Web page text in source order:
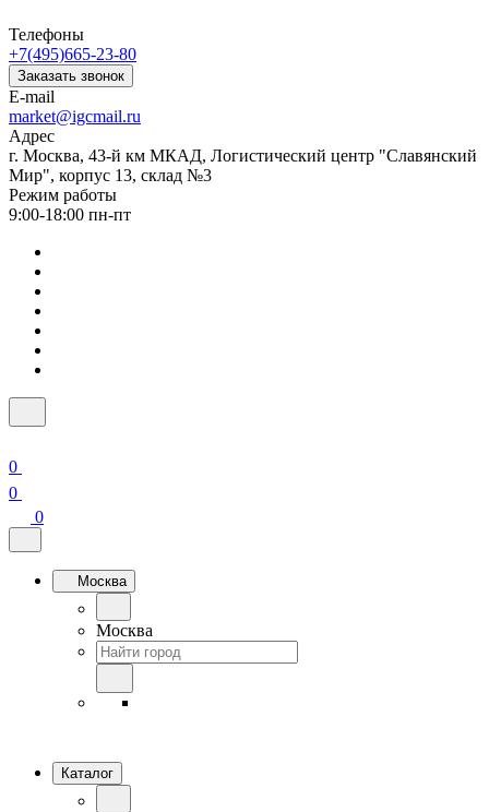
Телефоны
+7(495)665-23-80
Заказать звонок
E-mail
market@igcmail.ru
Адрес
г. Москва, 43-й км МКАД, Логистический центр "Славянский
Мир", корпус 13, склад №3
Режим работы
9:00-18:00 пн-пт
0
0
0
Москва
Москва
Каталог